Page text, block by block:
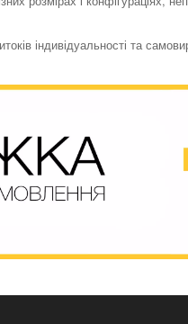
індивідуальності та